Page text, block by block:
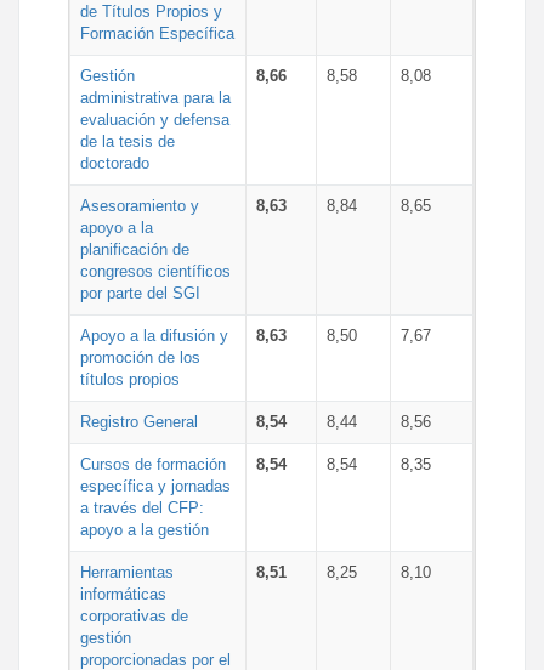
de Títulos Propios y
Formación Específica
Gestión
administrativa para la
evaluación y defensa
de la tesis de
doctorado
8,66 8,58 8,08
Asesoramiento y
apoyo a la
planificación de
congresos científicos
por parte del SGI
8,63 8,84 8,65
Apoyo a la difusión y
promoción de los
títulos propios
8,63 8,50 7,67
Registro General 8,54 8,44 8,56
Cursos de formación
específica y jornadas
a través del CFP:
apoyo a la gestión
8,54 8,54 8,35
Herramientas
informáticas
corporativas de
gestión
proporcionadas por el
8,51 8,25 8,10